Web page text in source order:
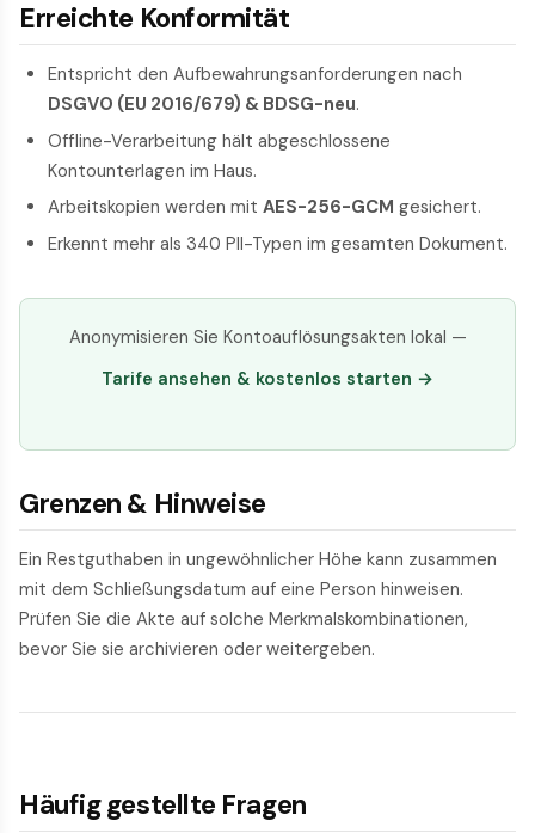
Erreichte Konformität
Entspricht den Aufbewahrungsanforderungen nach
DSGVO (EU 2016/679) & BDSG-neu.
Offline-Verarbeitung hält abgeschlossene
Kontounterlagen im Haus.
Arbeitskopien werden mit AES-256-GCM gesichert.
Erkennt mehr als 340 PII-Typen im gesamten Dokument.
Anonymisieren Sie Kontoauflösungsakten lokal —
Tarife ansehen & kostenlos starten →
Grenzen & Hinweise
Ein Restguthaben in ungewöhnlicher Höhe kann zusammen
mit dem Schließungsdatum auf eine Person hinweisen.
Prüfen Sie die Akte auf solche Merkmalskombinationen,
bevor Sie sie archivieren oder weitergeben.
Häufig gestellte Fragen